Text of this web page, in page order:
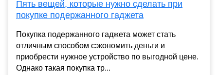
Пять вещей, которые нужно сделать при
покупке подержанного гаджета
Покупка подержанного гаджета может стать
отличным способом сэкономить деньги и
приобрести нужное устройство по выгодной цене.
Однако такая покупка тр...